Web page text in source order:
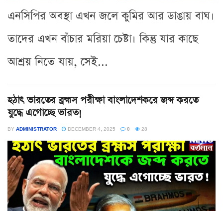
এনসিপির অবস্থা এখন জলে কুমির আর ডাঙায় বাঘ।
তাদের এখন বাঁচার মরিয়া চেষ্টা। কিন্তু যার কাছে
আশ্রয় নিতে যায়, সেই...
হঠাৎ ভারতের ব্রহ্মস পরীক্ষা বাংলাদেশকরে জব্দ করতে
যুদ্ধে এগোচ্ছে ভারত!
BY ADMINISTRATOR DECEMBER 4, 2025 0 28